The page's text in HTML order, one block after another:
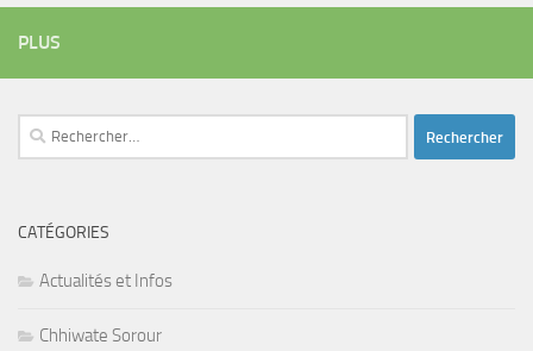
PLUS
Rechercher :
CATÉGORIES
Actualités et Infos
Chhiwate Sorour